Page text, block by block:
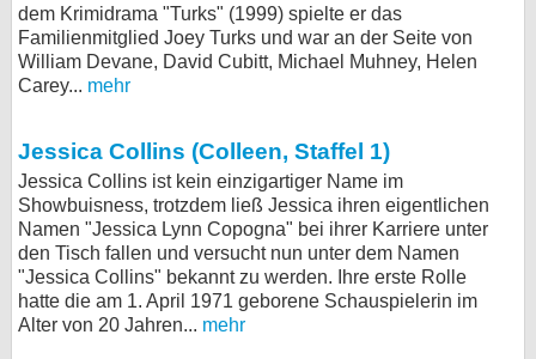
dem Krimidrama "Turks" (1999) spielte er das
Familienmitglied Joey Turks und war an der Seite von
William Devane, David Cubitt, Michael Muhney, Helen
Carey... mehr
Jessica Collins (Colleen, Staffel 1)
Jessica Collins ist kein einzigartiger Name im
Showbuisness, trotzdem ließ Jessica ihren eigentlichen
Namen "Jessica Lynn Copogna" bei ihrer Karriere unter
den Tisch fallen und versucht nun unter dem Namen
"Jessica Collins" bekannt zu werden. Ihre erste Rolle
hatte die am 1. April 1971 geborene Schauspielerin im
Alter von 20 Jahren... mehr